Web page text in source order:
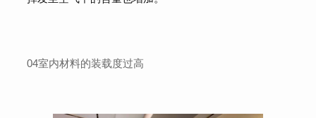
04室内材料的装载度过高